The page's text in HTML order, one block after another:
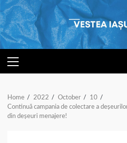
Skip
to
content
PRIMARY
MENU
Home 2022 October
10
Continuă campania de colectare a
din deșeuri menajere!